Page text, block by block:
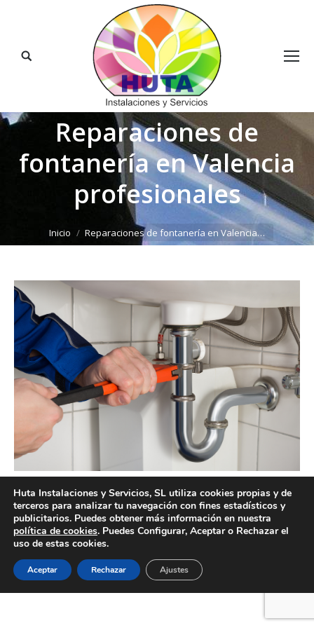
Buscar:
Reparaciones de
fontanería en Valencia
profesionales
Inicio Reparaciones de fontanería en Valencia…
Reparaciones de fontanería en Valencia profesionales
Información legal
Huta Instalaciones y Servicios, SL utiliza cookies propias y de
terceros para analizar tu navegación con fines estadísticos y
publicitarios. Puedes obtener más información en nuestra
política de cookies. Puedes Configurar, Aceptar o Rechazar el
uso de estas cookies.
Aceptar Rechazar Ajustes